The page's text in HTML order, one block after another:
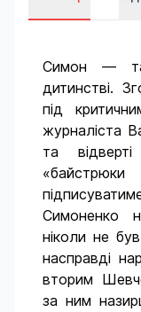
Симон —
дитинстві.
під
журналіста
та
Симоненко
ніколи не
насправді
вторим
за ним